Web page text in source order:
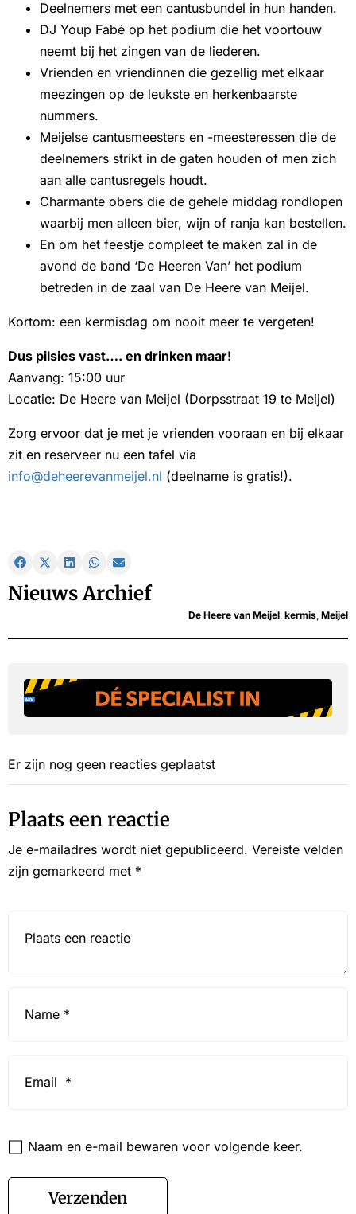
Deelnemers met een cantusbundel in hun handen.
DJ Youp Fabé op het podium die het voortouw
neemt bij het zingen van de liederen.
Vrienden en vriendinnen die gezellig met elkaar
meezingen op de leukste en herkenbaarste
nummers.
Meijelse cantusmeesters en -meesteressen die de
deelnemers strikt in de gaten houden of men zich
aan alle cantusregels houdt.
Charmante obers die de gehele middag rondlopen
waarbij men alleen bier, wijn of ranja kan bestellen.
En om het feestje compleet te maken zal in de
avond de band ‘De Heeren Van’ het podium
betreden in de zaal van De Heere van Meijel.
Kortom: een kermisdag om nooit meer te vergeten!
Dus pilsies vast…. en drinken maar!
Aanvang: 15:00 uur
Locatie: De Heere van Meijel (Dorpsstraat 19 te Meijel)
Zorg ervoor dat je met je vrienden vooraan en bij elkaar
zit en reserveer nu een tafel via
info@deheerevanmeijel.nl (deelname is gratis!).
Nieuws Archief
De Heere van Meijel, kermis, Meijel
Er zijn nog geen reacties geplaatst
Plaats een reactie
Je e-mailadres wordt niet gepubliceerd. Vereiste velden
zijn gemarkeerd met *
Naam en e-mail bewaren voor volgende keer.
Verzenden